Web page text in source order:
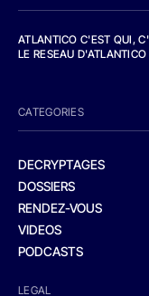
ATLANTICO C'EST QUI,
LE RESEAU D'ATLANTICO
CATEGORIES
DECRYPTAGES
DOSSIERS
RENDEZ-VOUS
VIDEOS
PODCASTS
LEGAL